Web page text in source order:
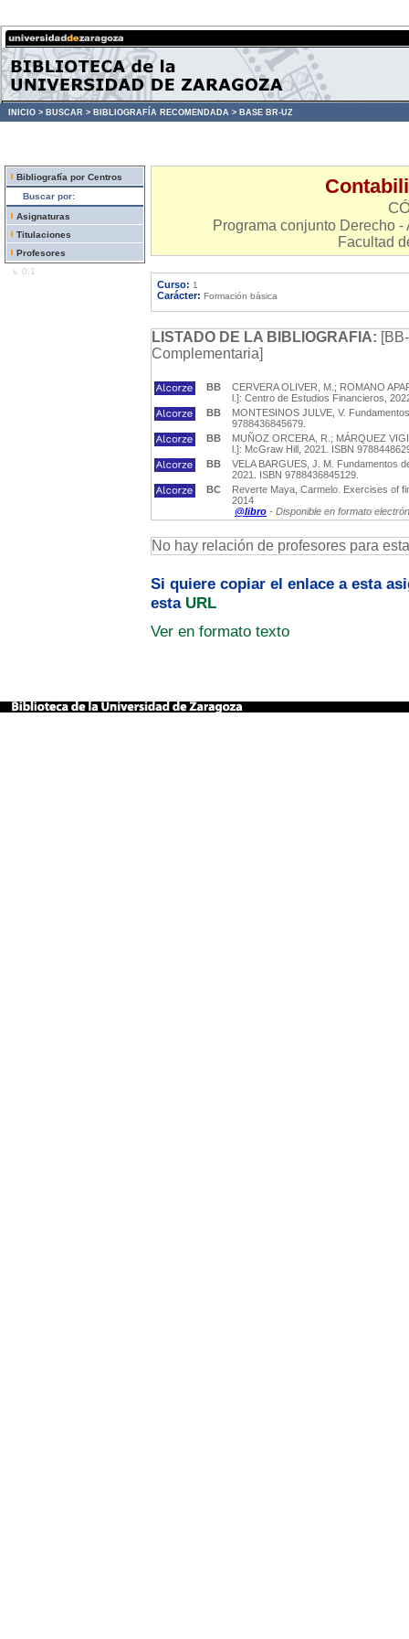
INICIO > BUSCAR > BIBLIOGRAFÍA RECOMENDADA > BASE BR-UZ
Bibliografía por Centros
Buscar por:
Asignaturas
Titulaciones
Profesores
v. 0.1
Programa conjunto Derecho
Facultad
Curso: 1
Carácter: Formación básica
LISTADO DE LA BIBLIOGRAFIA:
Complementaria]
BB
CERVERA OLIVER, M.; ROMANO
l.]: Centro de Estudios Financieros,
BB
MONTESINOS JULVE, V.
9788436845679.
BB
MUÑOZ ORCERA, R.; MÁRQUEZ
l.]: McGraw Hill, 2021. ISBN
BB
VELA BARGUES, J. M. Fundamentos
2021. ISBN 9788436845129.
BC
Reverte Maya, Carmelo. Exercises of
2014
@libro - Disponible en formato
No hay relación de profesores para
Si quiere copiar el enlace a esta
esta URL
Ver en formato texto